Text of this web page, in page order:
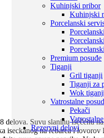
Kuhinjski pribor
Kuhinjski
Porcelanski
Premium posuđe
Tiganji
Gril tiganji
Tiganji za
Wok tiganji
Vatrostalne
Pekači
Rezervni delovi
Suvu slaninu isečenu
iseckanog na rebarca i